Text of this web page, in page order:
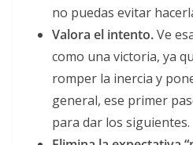
no puedas evitar
Valora el intento.Ve
como una victoria, ya
romper la inercia y
general, ese primer
para dar los siguientes.